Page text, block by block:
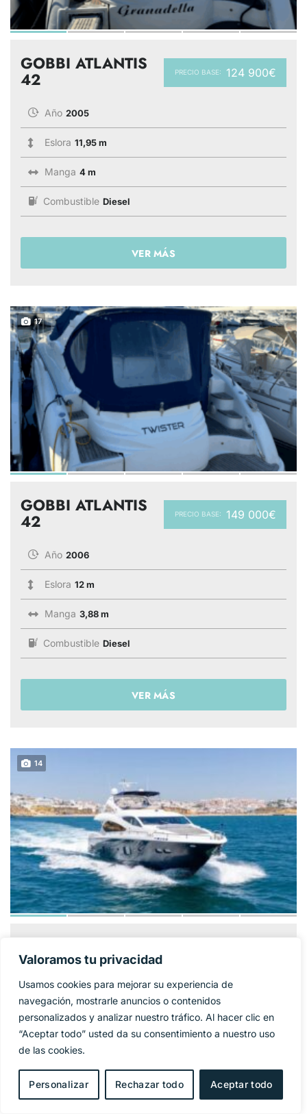
Valoramos tu privacidad
Usamos cookies para mejorar su experiencia de
navegación, mostrarle anuncios o contenidos
personalizados y analizar nuestro tráfico. Al hacer clic en
“Aceptar todo” usted da su consentimiento a nuestro uso
de las cookies.
Personalizar Rechazar todo Aceptar todo
PRECIO BASE: 124 900€
GOBBI ATLANTIS
42
Año 2005
Eslora 11,95 m
Manga 4 m
Combustible Diesel
VER MÁS
17
PRECIO BASE: 149 000€
GOBBI ATLANTIS
42
Año 2006
Eslora 12 m
Manga 3,88 m
Combustible Diesel
VER MÁS
14
YACHT
Año 2009
27 m
Manga 6,4 m
Combustible Diesel